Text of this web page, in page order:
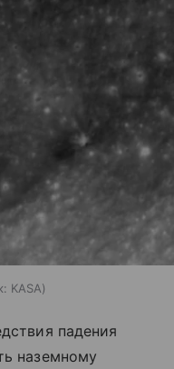
KASA
падения
наземному